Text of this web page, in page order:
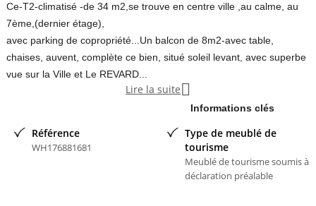
Ce-T2-climatisé -de 34 m2,se trouve en centre ville ,au calme, au
7ème,(dernier étage),
avec parking de copropriété...Un balcon de 8m2-avec table,
chaises, auvent, complète ce bien, situé soleil levant, avec superbe
vue sur la Ville et Le REVARD...
A 5 mn de la gare,15 mn des Thermes CHEVALLEY ,à pied..Proche
Bus, Monoprix, Casino, Marché, Poste, O.Tourisme ,Cinéma
,Casino...
Avec double vitrage ,se compose :D'UN HALL ,desservant :UN
Lire la suite 
Informations clés
Référence
WH176881681
Type de meublé de
tourisme
Meublé de tourisme soumis à
déclaration préalable